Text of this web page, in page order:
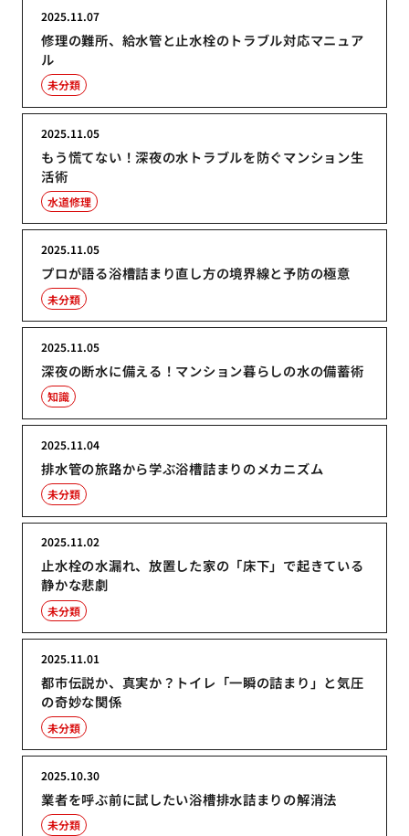
修理の難所、給水管と止水栓のトラブル対応マニュア
ル
2025.11.07
未分類
もう慌てない！深夜の水トラブルを防ぐマンション生
活術
2025.11.05
水道修理
プロが語る浴槽詰まり直し方の境界線と予防の極意
2025.11.05
未分類
深夜の断水に備える！マンション暮らしの水の備蓄術
2025.11.05
知識
排水管の旅路から学ぶ浴槽詰まりのメカニズム
2025.11.04
未分類
止水栓の水漏れ、放置した家の「床下」で起きている
静かな悲劇
2025.11.02
未分類
都市伝説か、真実か？トイレ「一瞬の詰まり」と気圧
の奇妙な関係
2025.11.01
未分類
業者を呼ぶ前に試したい浴槽排水詰まりの解消法
2025.10.30
未分類